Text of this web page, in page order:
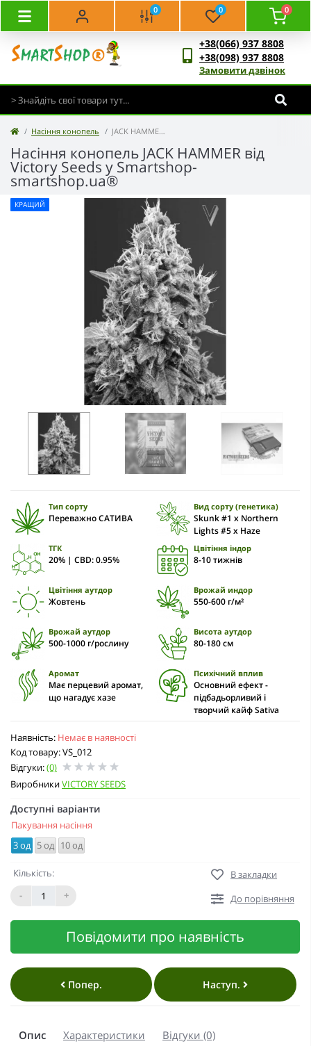
0 0 0
+38(066) 937 8808
+38(098) 937 8808
Замовити дзвінок
Насіння конопель JACK HAMMER - Victory Seeds
Насіння конопель JACK HAMMER від
Victory Seeds у Smartshop-
smartshop.ua®
Наявність: Немає в наявності
Код товару: VS_012
Відгуки:(0)
ВиробникиVICTORY SEEDS
КРАЩИЙ
Тип сорту
Переважно САТИВА
Вид сорту (генетика)
Skunk #1 x Northern
Lights #5 x Haze
ТГК
20% | CBD: 0.95%
Цвітіння індор
8-10 тижнів
Цвітіння аутдор
Жовтень
Врожай индор
550-600 г/м²
Врожай аутдор
500-1000 г/рослину
Висота аутдор
80-180 см
Аромат
Має перцевий аромат,
що нагадує хазе
Психічний вплив
Основний ефект -
підбадьорливий і
творчий кайф Sativa
Доступні варіанти
Пакування насіння
3 од 5 од 10 од
Кількість:
-
+
В закладки
До порівняння
Повідомити про наявність
Попер. Наступ.
Опис Характеристики Відгуки (0)